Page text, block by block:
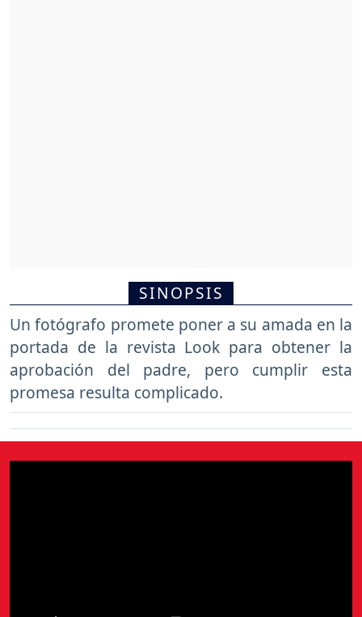
SINOPSIS
Un fotógrafo promete poner a su amada en la
portada de la revista Look para obtener la
aprobación del padre, pero cumplir esta
promesa resulta complicado.